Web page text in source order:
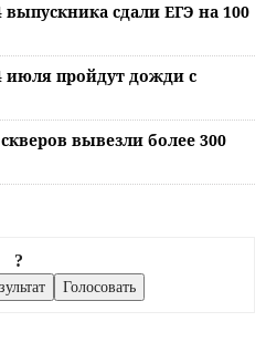
выпускника сдали ЕГЭ на 100
июля пройдут дожди с
вывезли более 300
?